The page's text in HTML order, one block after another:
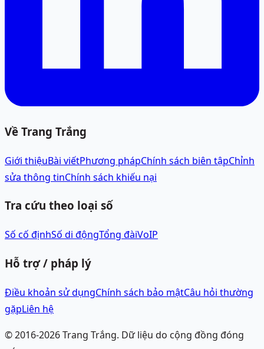
Về Trang Trắng
Giới thiệuBài viếtPhương phápChính sách biên tậpChỉnh
sửa thông tinChính sách khiếu nại
Tra cứu theo loại số
Số cố địnhSố di độngTổng đàiVoIP
Hỗ trợ / pháp lý
Điều khoản sử dụngChính sách bảo mậtCâu hỏi thường
gặpLiên hệ
© 2016-2026Trang Trắng. Dữ liệu do cộng đồng đóng